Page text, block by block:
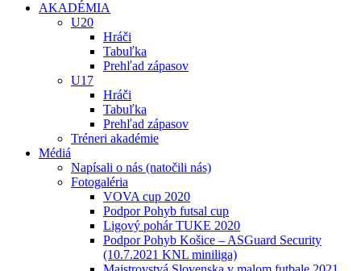
AKADÉMIA
U20
Hráči
Tabuľka
Prehľad zápasov
U17
Hráči
Tabuľka
Prehľad zápasov
Tréneri akadémie
Médiá
Napísali o nás (natočili nás)
Fotogaléria
VOVA cup 2020
Podpor Pohyb futsal cup
Ligový pohár TUKE 2020
Podpor Pohyb Košice – ASGuard Security
(10.7.2021 KNL miniliga)